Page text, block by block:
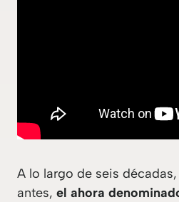
A lo largo de seis
antes, el ahora